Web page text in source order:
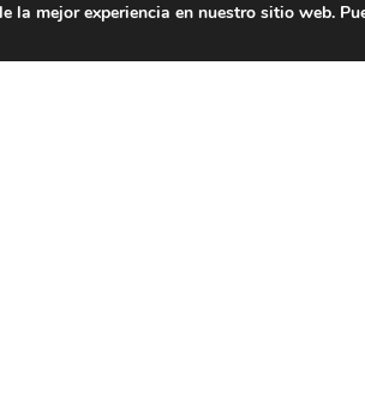
la mejor experiencia en nuestro sitio web.